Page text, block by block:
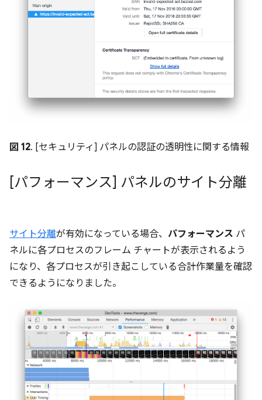
図 12. [セキュリティ] パネルの認証の透明性に関する情報
[パフォーマンス] パネルのサイト分離
サイト分離が有効になっている場合、 パフォーマンス パ
ネルに各プロセスのフレーム チャートが表示されるよう
になり、各プロセスが引き起こしている合計作業量を確認
できるようになりました。